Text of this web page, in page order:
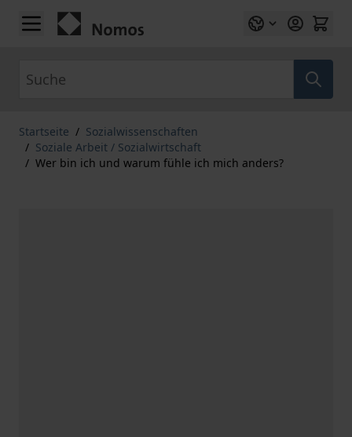
Zum Inhalt springen
Startseite / Sozialwissenschaften
/ Soziale Arbeit / Sozialwirtschaft
/ Wer bin ich und warum fühle ich mich anders?